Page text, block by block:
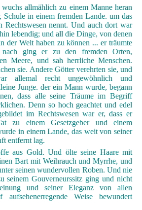
allmählich zu einem Manne heran
in einem fremden Lande. um das
Rechtswesen nennt. Und auch dort war
lebendig; und all die Dinge, von denen
der Welt haben zu können ... er träumte
ging er zu den fremden Orten,
Meere, und sah herrliche Menschen.
sie. Andere Götter verehrten sie, und
allemal recht ungewöhnlich und
Junge. der ein Mann wurde, begann
dass alle seine Träume im Begriff
Denn so hoch geachtet und edel
im Rechtswesen war er, dass er
zu einem Gesetzgeber und einem
in einem Lande, das weit von seiner
entfernt lag.
aus Gold. Und ölte seine Haare mit
Bart mit Weihrauch und Myrrhe, und
seinen wundervollen Roben. Und nie
seinem Gouverneurssitz ging und nicht
und seiner Eleganz von allen
aufsehenerregende Weise bewundert